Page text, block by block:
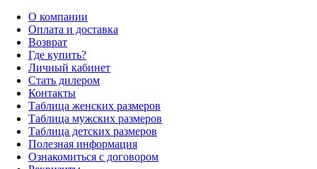
О компании
Оплата и доставка
Возврат
Где купить?
Личный кабинет
Стать дилером
Контакты
Таблица женских размеров
Таблица мужских размеров
Таблица детских размеров
Полезная информация
Ознакомиться с договором